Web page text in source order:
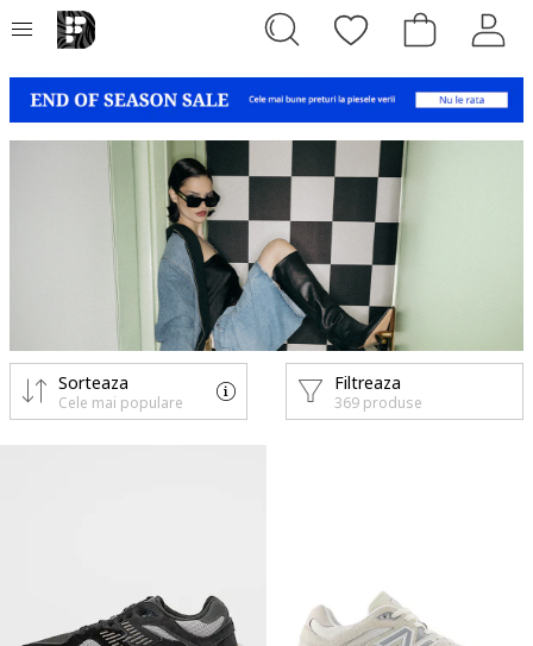
Filtreaza
369 produse
Sorteaza
Cele mai populare